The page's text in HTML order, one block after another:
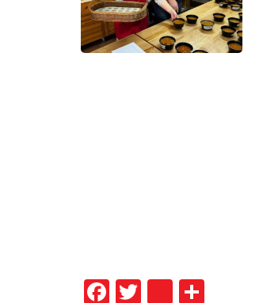
Facebook
Twitter